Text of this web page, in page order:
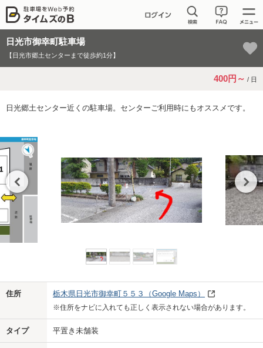
日光市御幸町駐車場
【日光市郷土センターまで徒歩約1分】
400円～ / 日
日光郷土センター近くの駐車場。センターご利用時にもオススメです。
Previo
住所 栃木県日光市御幸町５５３ （Google Maps）
※住所をナビに入れても正しく表示されない場合があります。
タイプ 平置き未舗装